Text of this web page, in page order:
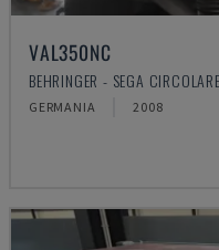
VAL350NC
BEHRINGER - SEGA
GERMANIA 2008